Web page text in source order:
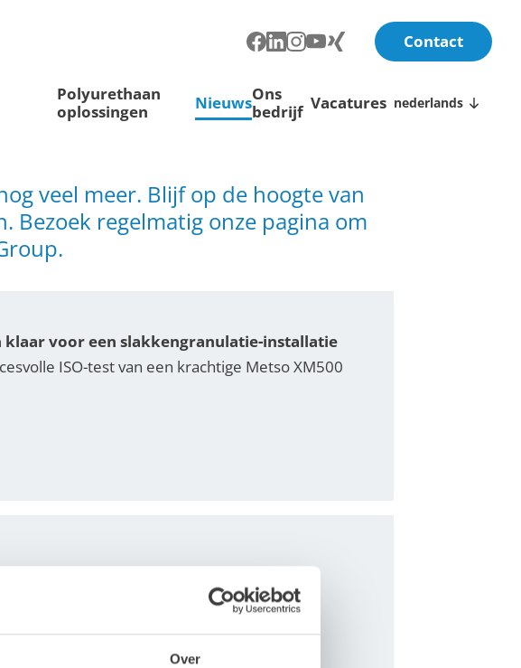
Over
Contact
Polyurethaan
oplossingen
NieuwsOns
bedrijf Vacatures nederlands
veel meer. Blijf op de hoogte van
Bezoek regelmatig onze pagina om
klaar voor een slakkengranulatie-installatie
ISO-test van een krachtige Metso XM500
beurs voor bouw-, mijnbouw- en